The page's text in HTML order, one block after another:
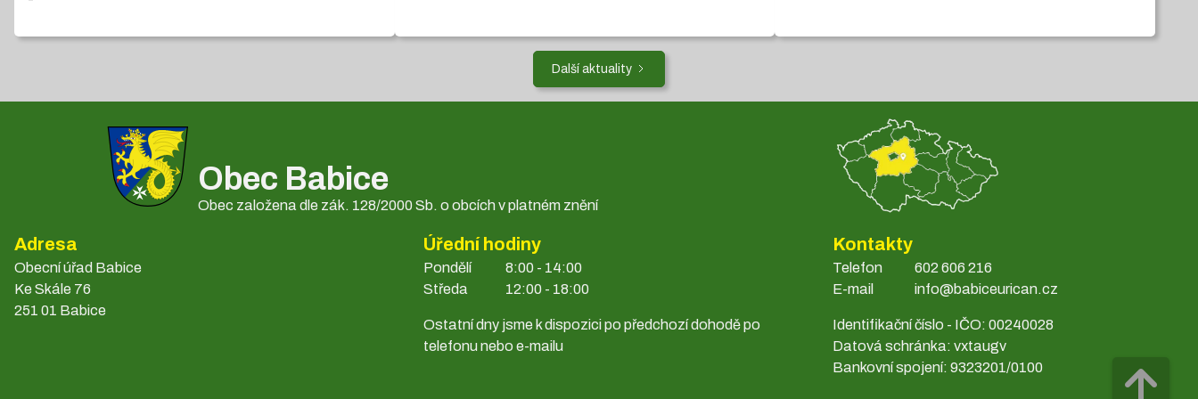
Další aktuality
Obec Babice
Obec založena dle zák. 128/2000 Sb. o obcích v platném znění
Adresa
Obecní úřad Babice
Ke Skále 76
251 01 Babice
Úřední hodiny
Pondělí
Středa
8:00 - 14:00
12:00 - 18:00
Ostatní dny jsme k dispozici po předchozí dohodě po
telefonu nebo e-mailu
Kontakty
Telefon
E-mail
602 606 216
info@babiceurican.cz
Identifikační číslo - IČO: 00240028
Datová schránka: vxtaugv
Bankovní spojení: 9323201/0100